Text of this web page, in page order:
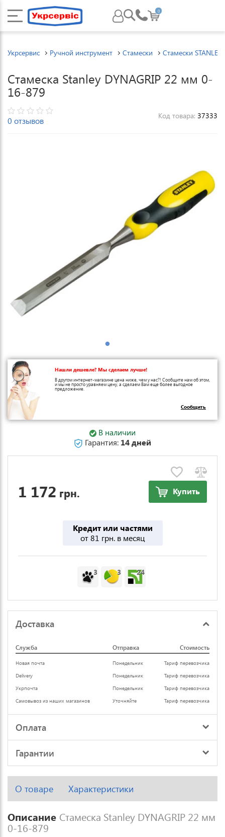
0
Укрсервис Ручной инструмент Стамески Стамески STANLEY
Стамеска Stanley DYNAGRIP 22 мм 0-
16-879
0 отзывов Код товара: 37333
Нашли дешевле? Мы сделаем лучше!
В другом интернет-магазине цена ниже, чем у нас?! Сообщите нам об этом,
и мы не просто уравняем цену, а сделаем Вам еще более выгодное
предложение.
Сообщить
В наличии
Гарантия: 14 дней
1 172 грн. Купить
Кредит или частями
от 81 грн. в месяц
3 3 24
Доставка
Служба Отправка Стоимость
Новая почта Понедельник
Тариф перевозчика
Delivery
Понедельник
Тариф перевозчика
Укрпочта
Понедельник
Тариф перевозчика
Самовывоз из наших магазинов
Уточняйте Тариф перевозчика
Оплата
Гарантии
О товаре Характеристики
Описание Стамеска Stanley DYNAGRIP 22 мм
0-16-879